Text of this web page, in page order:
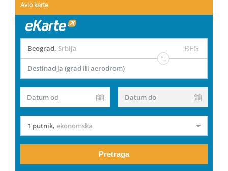
Avio karte
Beograd, Srbija BEG
Destinacija (grad ili aerodrom)
Datum od Datum do
1 putnik, ekonomska
Pretraga